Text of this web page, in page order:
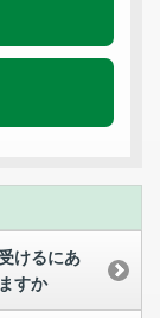
けるにあ
すか